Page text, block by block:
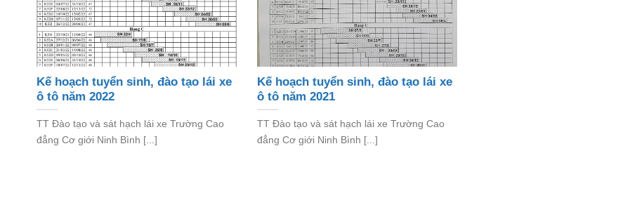
Kế hoạch tuyển sinh, đào tạo lái xe
ô tô năm 2022
TT Đào tạo và sát hạch lái xe Trường Cao
đẳng Cơ giới Ninh Bình [...]
Kế hoạch tuyển sinh, đào tạo lái xe
ô tô năm 2021
TT Đào tạo và sát hạch lái xe Trường Cao
đẳng Cơ giới Ninh Bình [...]